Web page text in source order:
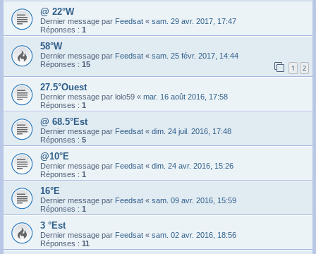
@ 22°W
Dernier message par Feedsat « sam. 29 avr. 2017, 17:47
Réponses : 1
58°W
Dernier message par Feedsat « sam. 25 févr. 2017, 14:44
Réponses : 15 1 2
27.5°Ouest
Dernier message par lolo59 « mar. 16 août 2016, 17:58
Réponses : 1
@ 68.5°Est
Dernier message par Feedsat « dim. 24 juil. 2016, 17:48
Réponses : 5
@10°E
Dernier message par Feedsat « dim. 24 avr. 2016, 15:26
Réponses : 1
16°E
Dernier message par Feedsat « sam. 09 avr. 2016, 15:59
Réponses : 1
3 °Est
Dernier message par Feedsat « sam. 02 avr. 2016, 18:56
Réponses : 11